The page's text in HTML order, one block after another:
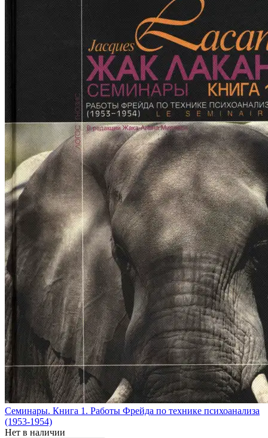
Семинары. Книга 1. Работы Фрейда по технике психоанализа
(1953-1954)
Нет в наличии